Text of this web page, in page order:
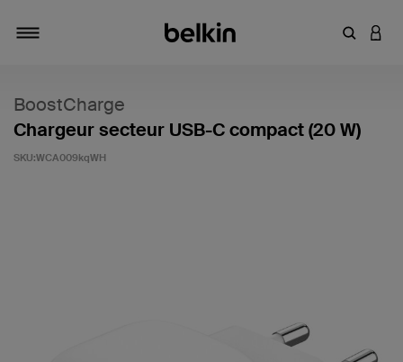
Saisir
BoostCharge
Chargeur secteur USB-C compact (20 W)
SKU:WCA009kqWH